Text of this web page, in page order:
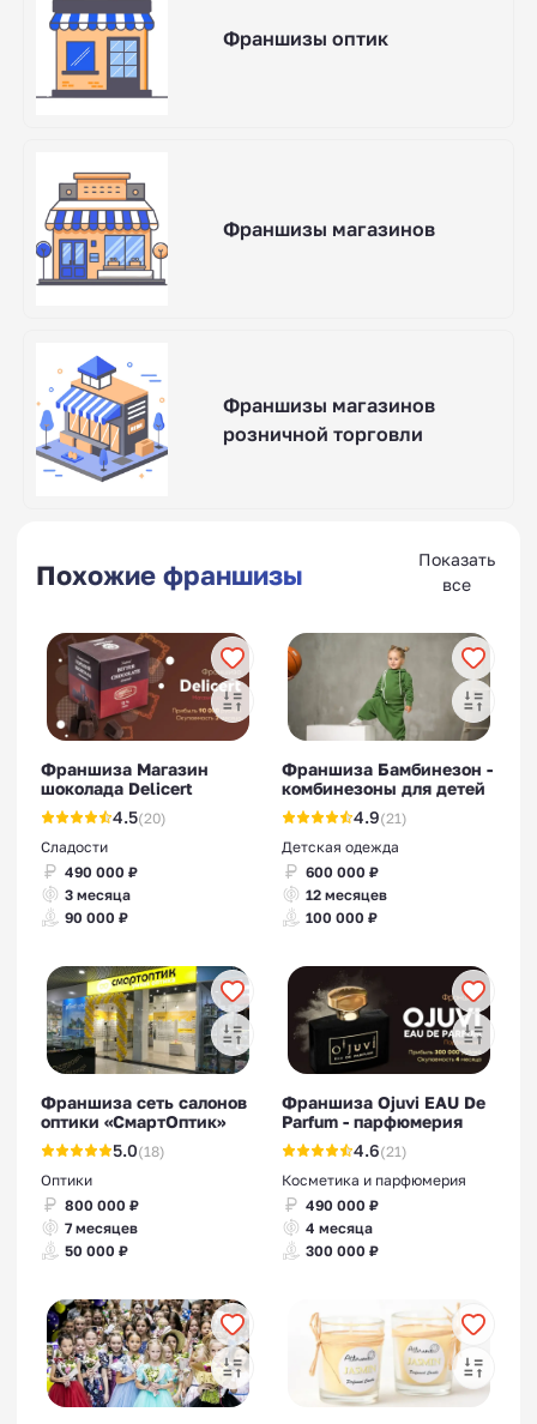
Франшизы оптик
Франшизы магазинов
Франшизы магазинов
розничной торговли
Похожие франшизы
Показать
все
Франшиза Магазин
шоколада Delicert
4.5(20)
Сладости
490 000 ₽
3 месяца
90 000 ₽
Франшиза Бамбинезон -
комбинезоны для детей
4.9(21)
Детская одежда
600 000 ₽
12 месяцев
100 000 ₽
Франшиза сеть салонов
оптики «СмартОптик»
5.0(18)
Оптики
800 000 ₽
7 месяцев
50 000 ₽
Франшиза Ojuvi EAU De
Parfum - парфюмерия
4.6(21)
Косметика и парфюмерия
490 000 ₽
4 месяца
300 000 ₽